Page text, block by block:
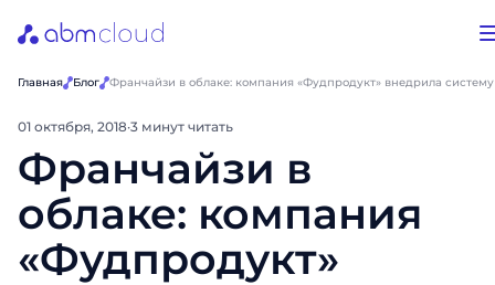
Главная Блог Франчайзи в облаке: компания «Фудпродукт» внедрила систему
01 октября, 2018·3 минут читать
Франчайзи в
облаке: компания
«Фудпродукт»